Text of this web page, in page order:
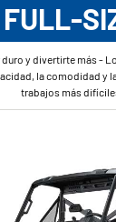
FULL-
y divertirte más -
la comodidad y
trabajos más